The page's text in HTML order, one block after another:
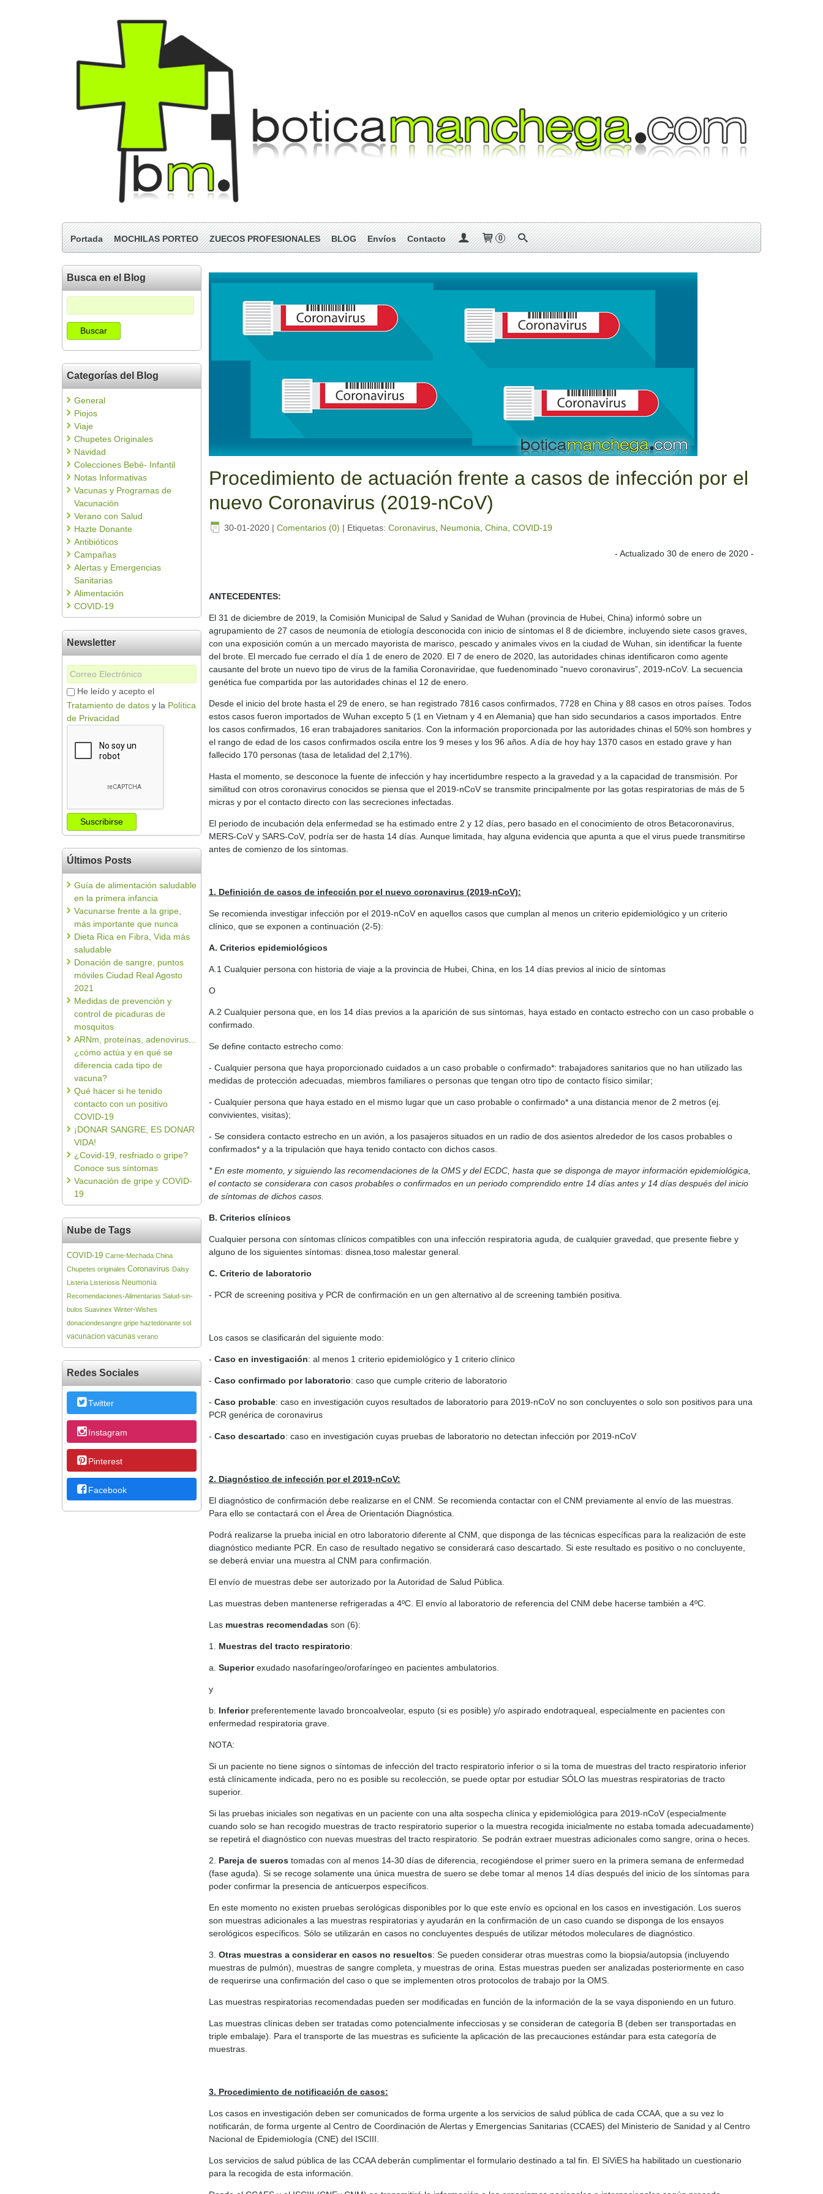
Portada MOCHILAS PORTEO ZUECOS PROFESIONALES BLOG Envíos Contacto 0
Busca en el Blog
Categorías del Blog
General
Piojos
Viaje
Chupetes Originales
Navidad
Colecciones Bebé- Infantil
Notas Informativas
Vacunas y Programas de
Vacunación
Verano con Salud
Hazte Donante
Antibióticos
Campañas
Alertas y Emergencias
Sanitarias
Alimentación
COVID-19
Newsletter
He leído y acepto el
Tratamiento de datosy la Política
de Privacidad
Últimos Posts
Guía de alimentación saludable
en la primera infancia
Vacunarse frente a la gripe,
más importante que nunca
Dieta Rica en Fibra, Vida más
saludable
Donación de sangre, puntos
móviles Ciudad Real Agosto
2021
Medidas de prevención y
control de picaduras de
mosquitos
ARNm, proteínas, adenovirus...
¿cómo actúa y en qué se
diferencia cada tipo de
vacuna?
Qué hacer si he tenido
contacto con un positivo
COVID-19
¡DONAR SANGRE, ES DONAR
VIDA!
¿Covid-19, resfriado o gripe?
Conoce sus síntomas
Vacunación de gripe y COVID-
19
Nube de Tags
COVID-19 Carne-Mechada China
Chupetes originales Coronavirus Dalsy
Listeria Listeriosis Neumonia
Recomendaciones-Alimentarias Salud-sin-
bulos Suavinex Winter-Wishes
donaciondesangre gripe haztedonante sol
vacunacion vacunas verano
Redes Sociales
Twitter
Instagram
Pinterest
Facebook
Procedimiento de actuación frente a casos de infección por el
nuevo Coronavirus (2019-nCoV)
30-01-2020| Comentarios (0) | Etiquetas: Coronavirus, Neumonia China COVID-19
- Actualizado 30 de enero de 2020 -
ANTECEDENTES:
El 31 de diciembre de 2019, la Comisión Municipal de Salud y Sanidad de Wuhan (provincia de Hubei, China) informó sobre un
agrupamiento de 27 casos de neumonía de etiología desconocida con inicio de síntomas el 8 de diciembre, incluyendo siete casos graves,
con una exposición común a un mercado mayorista de marisco, pescado y animales vivos en la ciudad de Wuhan, sin identificar la fuente
del brote. El mercado fue cerrado el día 1 de enero de 2020. El 7 de enero de 2020, las autoridades chinas identificaron como agente
causante del brote un nuevo tipo de virus de la familia Coronaviridae, que fuedenominado “nuevo coronavirus”, 2019-nCoV. La secuencia
genética fue compartida por las autoridades chinas el 12 de enero.
Desde el inicio del brote hasta el 29 de enero, se han registrado 7816 casos confirmados, 7728 en China y 88 casos en otros países. Todos
estos casos fueron importados de Wuhan excepto 5 (1 en Vietnam y 4 en Alemania) que han sido secundarios a casos importados. Entre
los casos confirmados, 16 eran trabajadores sanitarios. Con la información proporcionada por las autoridades chinas el 50% son hombres y
el rango de edad de los casos confirmados oscila entre los 9 meses y los 96 años. A día de hoy hay 1370 casos en estado grave y han
fallecido 170 personas (tasa de letalidad del 2,17%).
Hasta el momento, se desconoce la fuente de infección y hay incertidumbre respecto a la gravedad y a la capacidad de transmisión. Por
similitud con otros coronavirus conocidos se piensa que el 2019-nCoV se transmite principalmente por las gotas respiratorias de más de 5
micras y por el contacto directo con las secreciones infectadas.
El periodo de incubación dela enfermedad se ha estimado entre 2 y 12 días, pero basado en el conocimiento de otros Betacoronavirus,
MERS-CoV y SARS-CoV, podría ser de hasta 14 días. Aunque limitada, hay alguna evidencia que apunta a que el virus puede transmitirse
antes de comienzo de los síntomas.
1. Definición de casos de infección por el nuevo coronavirus (2019-nCoV):
Se recomienda investigar infección por el 2019-nCoV en aquellos casos que cumplan al menos un criterio epidemiológico y un criterio
clínico, que se exponen a continuación (2-5):
A. Criterios epidemiológicos
A.1 Cualquier persona con historia de viaje a la provincia de Hubei, China, en los 14 días previos al inicio de síntomas
O
A.2 Cualquier persona que, en los 14 días previos a la aparición de sus síntomas, haya estado en contacto estrecho con un caso probable o
confirmado.
Se define contacto estrecho como:
- Cualquier persona que haya proporcionado cuidados a un caso probable o confirmado*: trabajadores sanitarios que no han utilizado las
medidas de protección adecuadas, miembros familiares o personas que tengan otro tipo de contacto físico similar;
- Cualquier persona que haya estado en el mismo lugar que un caso probable o confirmado* a una distancia menor de 2 metros (ej.
convivientes, visitas);
- Se considera contacto estrecho en un avión, a los pasajeros situados en un radio de dos asientos alrededor de los casos probables o
confirmados* y a la tripulación que haya tenido contacto con dichos casos.
* En este momento, y siguiendo las recomendaciones de la OMS y del ECDC, hasta que se disponga de mayor información epidemiológica,
el contacto se considerara con casos probables o confirmados en un periodo comprendido entre 14 días antes y 14 días después del inicio
de síntomas de dichos casos.
B. Criterios clínicos
Cualquier persona con síntomas clínicos compatibles con una infección respiratoria aguda, de cualquier gravedad, que presente fiebre y
alguno de los siguientes síntomas: disnea,toso malestar general.
C. Criterio de laboratorio
- PCR de screening positiva y PCR de confirmación en un gen alternativo al de screening también positiva.
Los casos se clasificarán del siguiente modo:
- Caso en investigación: al menos 1 criterio epidemiológico y 1 criterio clínico
- Caso confirmado por laboratorio: caso que cumple criterio de laboratorio
- Caso probable: caso en investigación cuyos resultados de laboratorio para 2019-nCoV no son concluyentes o solo son positivos para una
PCR genérica de coronavirus
- Caso descartado: caso en investigación cuyas pruebas de laboratorio no detectan infección por 2019-nCoV
2. Diagnóstico de infección por el 2019-nCoV:
El diagnóstico de confirmación debe realizarse en el CNM. Se recomienda contactar con el CNM previamente al envío de las muestras.
Para ello se contactará con el Área de Orientación Diagnóstica.
Podrá realizarse la prueba inicial en otro laboratorio diferente al CNM, que disponga de las técnicas específicas para la realización de este
diagnóstico mediante PCR. En caso de resultado negativo se considerará caso descartado. Si este resultado es positivo o no concluyente,
se deberá enviar una muestra al CNM para confirmación.
El envío de muestras debe ser autorizado por la Autoridad de Salud Pública.
Las muestras deben mantenerse refrigeradas a 4ºC. El envío al laboratorio de referencia del CNM debe hacerse también a 4ºC.
Las muestras recomendadasson (6):
1. Muestras del tracto respiratorio:
a. Superiorexudado nasofaríngeo/orofaríngeo en pacientes ambulatorios.
y
b. Inferiorpreferentemente lavado broncoalveolar, esputo (si es posible) y/o aspirado endotraqueal, especialmente en pacientes con
enfermedad respiratoria grave.
NOTA:
Si un paciente no tiene signos o síntomas de infección del tracto respiratorio inferior o si la toma de muestras del tracto respiratorio inferior
está clínicamente indicada, pero no es posible su recolección, se puede optar por estudiar SÓLO las muestras respiratorias de tracto
superior.
Si las pruebas iniciales son negativas en un paciente con una alta sospecha clínica y epidemiológica para 2019-nCoV (especialmente
cuando solo se han recogido muestras de tracto respiratorio superior o la muestra recogida inicialmente no estaba tomada adecuadamente)
se repetirá el diagnóstico con nuevas muestras del tracto respiratorio. Se podrán extraer muestras adicionales como sangre, orina o heces.
2. Pareja de suerostomadas con al menos 14-30 días de diferencia, recogiéndose el primer suero en la primera semana de enfermedad
(fase aguda). Si se recoge solamente una única muestra de suero se debe tomar al menos 14 días después del inicio de los síntomas para
poder confirmar la presencia de anticuerpos específicos.
En este momento no existen pruebas serológicas disponibles por lo que este envío es opcional en los casos en investigación. Los sueros
son muestras adicionales a las muestras respiratorias y ayudarán en la confirmación de un caso cuando se disponga de los ensayos
serológicos específicos. Sólo se utilizarán en casos no concluyentes después de utilizar métodos moleculares de diagnóstico.
3. Otras muestras a considerar en casos no resueltos: Se pueden considerar otras muestras como la biopsia/autopsia (incluyendo
muestras de pulmón), muestras de sangre completa, y muestras de orina. Estas muestras pueden ser analizadas posteriormente en caso
de requerirse una confirmación del caso o que se implementen otros protocolos de trabajo por la OMS.
Las muestras respiratorias recomendadas pueden ser modificadas en función de la información de la se vaya disponiendo en un futuro.
Las muestras clínicas deben ser tratadas como potencialmente infecciosas y se consideran de categoría B (deben ser transportadas en
triple embalaje). Para el transporte de las muestras es suficiente la aplicación de las precauciones estándar para esta categoría de
muestras.
3. Procedimiento de notificación de casos:
Los casos en investigación deben ser comunicados de forma urgente a los servicios de salud pública de cada CCAA, que a su vez lo
notificarán, de forma urgente al Centro de Coordinación de Alertas y Emergencias Sanitarias (CCAES) del Ministerio de Sanidad y al Centro
Nacional de Epidemiología (CNE) del ISCIII.
Los servicios de salud pública de las CCAA deberán cumplimentar el formulario destinado a tal fin. El SiViES ha habilitado un cuestionario
para la recogida de esta información.